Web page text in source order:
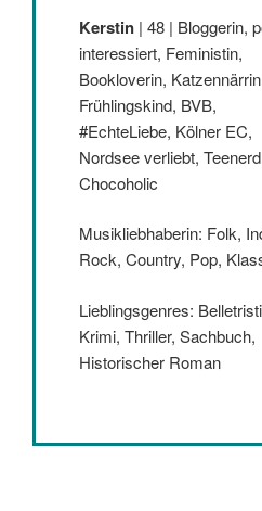
Kerstin | 48 | Bloggerin,
interessiert, Feministin,
Bookloverin,
Frühlingskind, BVB,
#EchteLiebe, Kölner EC,
Nordsee verliebt,
Chocoholic
Musikliebhaberin: Folk,
Rock, Country, Pop,
Lieblingsgenres:
Krimi, Thriller, Sachbuch,
Historischer Roman